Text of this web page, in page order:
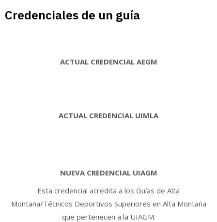
Credenciales de un guía
ACTUAL CREDENCIAL AEGM
ACTUAL CREDENCIAL UIMLA
NUEVA CREDENCIAL UIAGM
Esta credencial acredita a los Guías de Alta
Montaña/Técnicos Deportivos Superiores en Alta Montaña
que pertenecen a la UIAGM.